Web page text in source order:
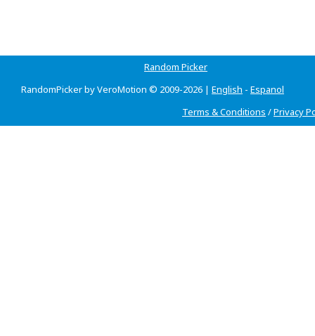
Random Picker
RandomPicker by VeroMotion © 2009-2026 | English - Espanol
Terms & Conditions /Privacy